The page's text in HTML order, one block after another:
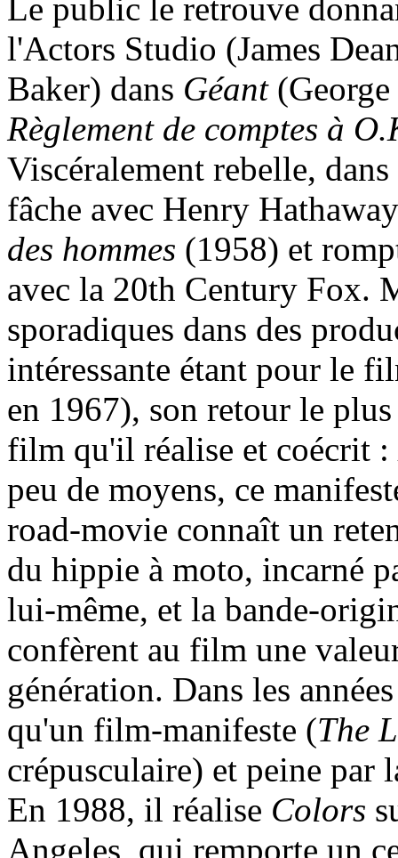
Le public le retrouve
l'Actors Studio (James
Baker) dans Géant(George
Règlement de comptes à
Viscéralement rebelle,
fâche avec Henry
des hommes (1958) et
avec la 20th Century Fox.
sporadiques dans des
intéressante étant pour le
en 1967), son retour le
film qu'il réalise et coécrit :
peu de moyens, ce
road-movie connaît un
du hippie à moto, incarné
lui-même, et la bande-
confèrent au film une
génération. Dans les
qu'un film-manifeste (The
crépusculaire) et peine par
En 1988, il réalise Colors
Angeles, qui remporte un